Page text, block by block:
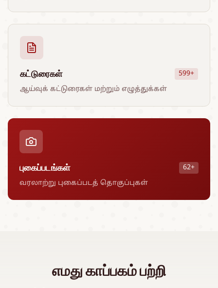
கட்டுரைகள்
599+
ஆய்வுக் கட்டுரைகள் மற்றும் எழுத்துக்கள்
புகைப்படங்கள்
62+
வரலாற்று புகைப்படத் தொகுப்புகள்
எமது காப்பகம் பற்றி